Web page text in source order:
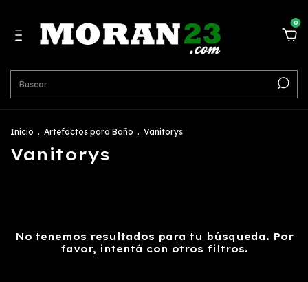
0
Inicio . Artefactos para Baño . Vanitorys
Vanitorys
No tenemos resultados para tu búsqueda. Por
favor, intentá con otros filtros.